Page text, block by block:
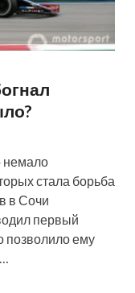
немало
стала борьба
в Сочи
первый
позволило ему